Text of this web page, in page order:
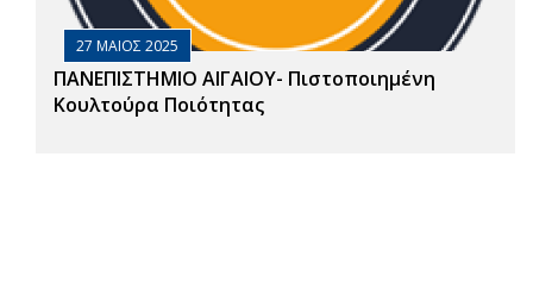
27 ΜΑΙΟΣ 2025
ΠΑΝΕΠΙΣΤΗΜΙΟ ΑΙΓΑΙΟΥ- Πιστοποιημένη
Κουλτούρα Ποιότητας